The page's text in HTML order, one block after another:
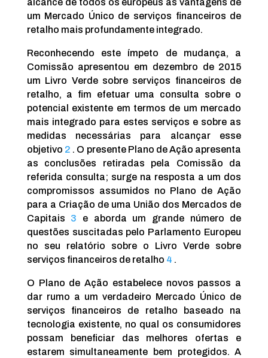
um Mercado Único de serviços financeiros de
retalho mais profundamente integrado.
Reconhecendo este ímpeto de mudança, a
Comissão apresentou em dezembro de 2015
um Livro Verde sobre serviços financeiros de
retalho, a fim efetuar uma consulta sobre o
potencial existente em termos de um mercado
mais integrado para estes serviços e sobre as
medidas necessárias para alcançar esse
objetivo 2 . O presente Plano de Ação apresenta
as conclusões retiradas pela Comissão da
referida consulta; surge na resposta a um dos
compromissos assumidos no Plano de Ação
para a Criação de uma União dos Mercados de
Capitais
3
e aborda um grande número de
questões suscitadas pelo Parlamento Europeu
no seu relatório sobre o Livro Verde sobre
serviços financeiros de retalho 4 .
O Plano de Ação estabelece novos passos a
dar rumo a um verdadeiro Mercado Único de
serviços financeiros de retalho baseado na
tecnologia existente, no qual os consumidores
possam beneficiar das melhores ofertas e
estarem simultaneamente bem protegidos. A